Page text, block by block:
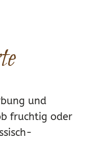
und
fruchtig oder